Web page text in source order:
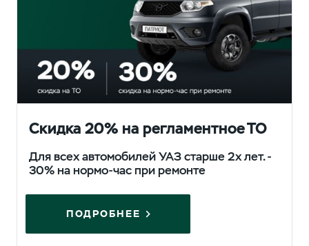
Скидка 20% на регламентное ТО
Для всех автомобилей УАЗ старше 2х лет. -
30% на нормо-час при ремонте
ПОДРОБНЕЕ